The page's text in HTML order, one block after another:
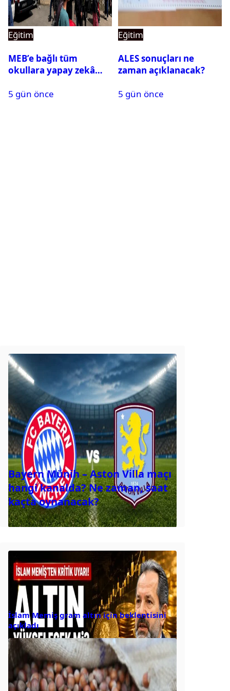
Eğitim
MEB’e bağlı tüm
okullara yapay zekâ
sistemi geliyor
5 gün önce
Eğitim
ALES sonuçları ne
zaman açıklanacak?
5 gün önce
Bayern Münih – Aston Villa maçı
hangi kanalda? Ne zaman, saat
kaçta oynanacak?
İslam Memiş gram altın için beklentisini
açıkladı